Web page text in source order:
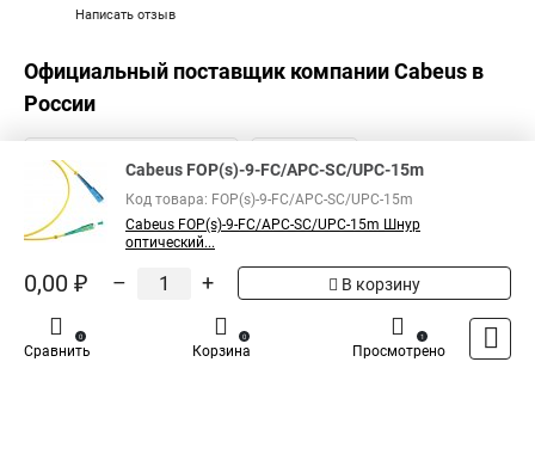
Написать отзыв
Официальный поставщик компанииCabeus в
России
Cabeus FOP(s)-9-FC/APC-SC/UPC-15m
Код товара: FOP(s)-9-FC/APC-SC/UPC-15m
Cabeus FOP(s)-9-FC/APC-SC/UPC-15m Шнур
оптический...
0,00 ₽ – + В корзину
Сравнить
0
Корзина
0
Просмотрено
1